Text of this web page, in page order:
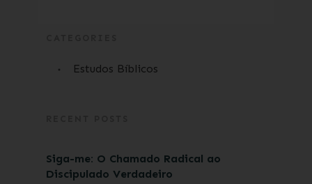
Estudos Bíblicos
Siga-me: O Chamado Radical ao
Discipulado Verdadeiro